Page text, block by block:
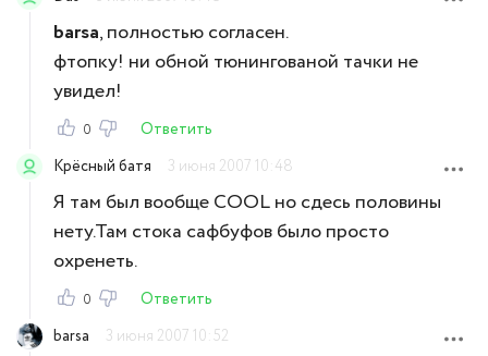
barsa, полностью согласен.
фтопку! ни обной тюнингованой тачки не
увидел!
0
Ответить
Крёсный батя
3 июня 2007 10:48
Я там был вообще COOL но сдесь половины
нету.Там стока сафбуфов было просто
охренеть.
0
Ответить
barsa
3 июня 2007 10:52